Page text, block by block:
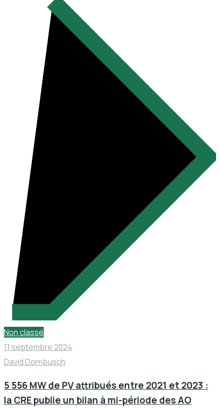
Non classé
11 septembre 2024
David Dornbusch
5 556 MW de PV attribués entre 2021 et 2023 :
la CRE publie un bilan à mi-période des AO